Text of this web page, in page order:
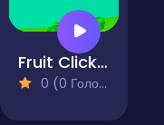
Fruit Clicker 2
0 (0 Голосів)